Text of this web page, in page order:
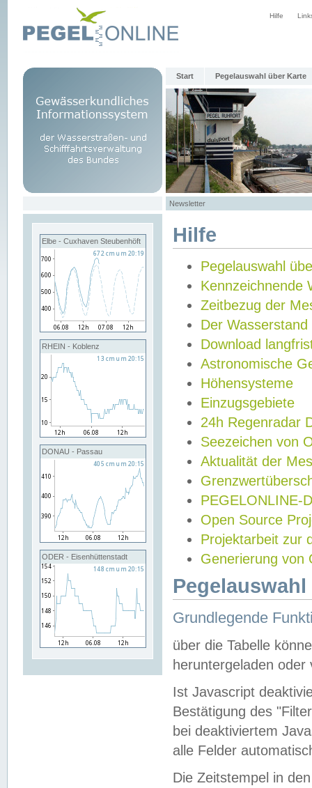
Hilfe
Start Pegelauswahl über Karte
Newsletter
Elbe - Cuxhaven Steubenhöft
RHEIN - Koblenz
DONAU - Passau
ODER - Eisenhüttenstadt
Hilfe
Pegelauswahl
Kennzeichnende
Zeitbezug der
Der Wasserstand
Download
Astronomische
Höhensysteme
Einzugsgebiete
24h Regenradar
Seezeichen von
Aktualität der
PEGELONLINE-
Open Source
Projektarbeit zur
Generierung von
Grundlegende
über die Tabelle
heruntergeladen oder
Ist Javascript
Bestätigung des
bei deaktiviertem
alle Felder
Die Zeitstempel in